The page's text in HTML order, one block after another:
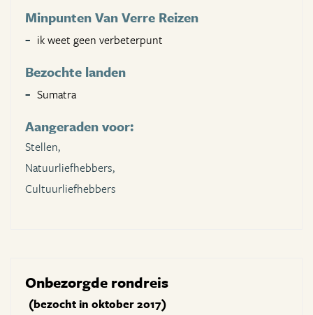
Minpunten Van Verre Reizen
ik weet geen verbeterpunt
Bezochte landen
Sumatra
Aangeraden voor:
Stellen,
Natuurliefhebbers,
Cultuurliefhebbers
Onbezorgde rondreis
(bezocht in oktober 2017)